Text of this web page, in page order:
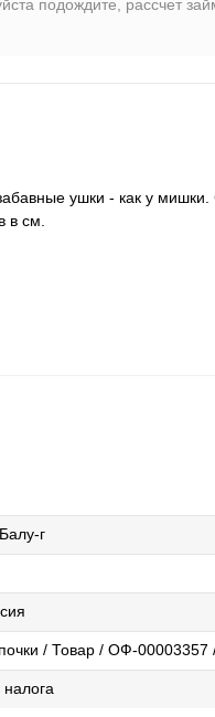
подождите, рассчет
ушки - как у
в см.
г
/ Товар / ОФ-00003357
налога